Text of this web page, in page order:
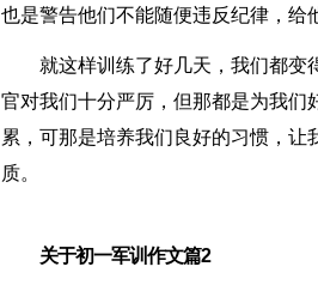
也是警告他们不能随便违反纪律，给
就这样训练了好几天，我们都变
官对我们十分严厉，但那都是为我们
累，可那是培养我们良好的习惯，
质。
关于初一军训作文篇2